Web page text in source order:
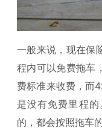
一般来说，现在保
程内可以免费拖车
费标准来收费，而
是没有免费里程
的，都会按照拖车